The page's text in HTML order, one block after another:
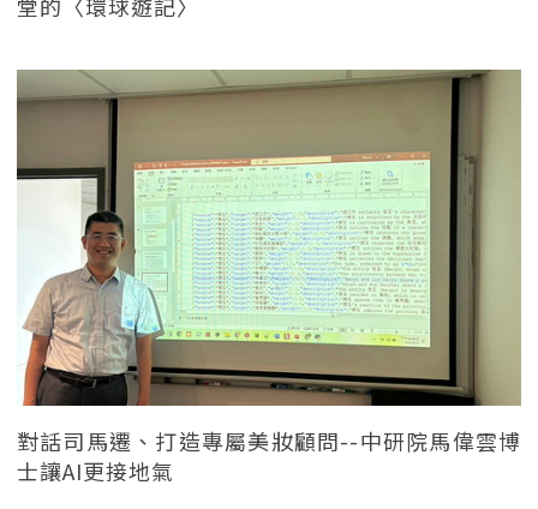
對話司馬遷、打造專屬美妝顧問--中研院馬偉雲博
士讓AI更接地氣